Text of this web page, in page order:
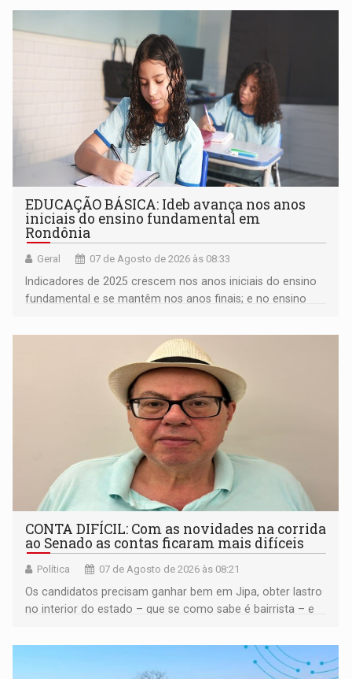
EDUCAÇÃO BÁSICA: Ideb avança nos anos
iniciais do ensino fundamental em
Rondônia
Geral 07 de Agosto de 2026 às 08:33
Indicadores de 2025 crescem nos anos iniciais do ensino
fundamental e se mantêm nos anos finais; e no ensino
CONTA DIFÍCIL: Com as novidades na corrida
ao Senado as contas ficaram mais difíceis
Política 07 de Agosto de 2026 às 08:21
Os candidatos precisam ganhar bem em Jipa, obter lastro
no interior do estado – que se como sabe é bairrista – e
garantir